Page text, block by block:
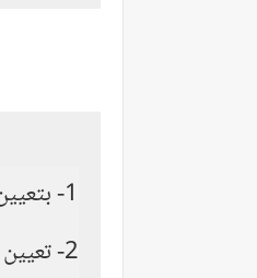
1- بتعيين الأمير فيصل بن فرحان بن عبدالله بن فيصل بن فرحان آل سعود وزيرا للخارجية، بدلا من إبراهيم العساف.
2- تعيين إبراهيم بن عبدالعزيز العساف وزير دولة وعضوا بمجلس الوزراء.